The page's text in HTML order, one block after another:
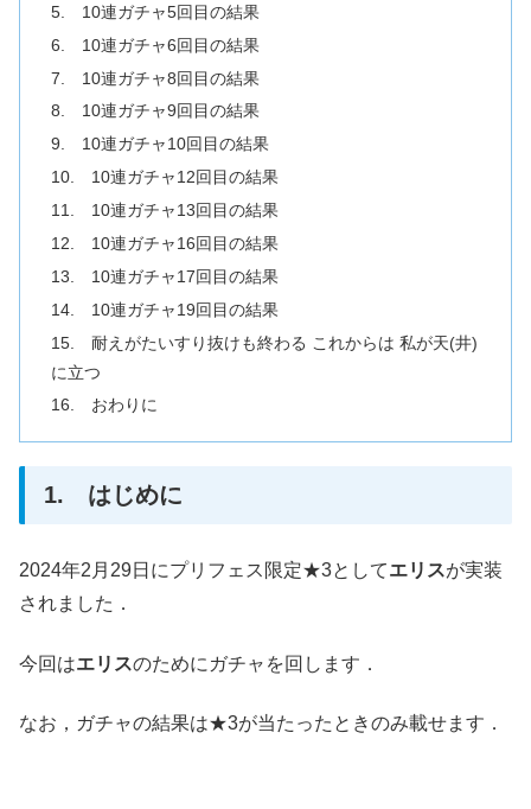
5. 10連ガチャ5回目の結果
6. 10連ガチャ6回目の結果
7. 10連ガチャ8回目の結果
8. 10連ガチャ9回目の結果
9. 10連ガチャ10回目の結果
10. 10連ガチャ12回目の結果
11. 10連ガチャ13回目の結果
12. 10連ガチャ16回目の結果
13. 10連ガチャ17回目の結果
14. 10連ガチャ19回目の結果
15. 耐えがたいすり抜けも終わる これからは 私が天(井)
に立つ
16. おわりに
1. はじめに
2024年2月29日にプリフェス限定★3としてエリスが実装
されました．
今回はエリスのためにガチャを回します．
なお，ガチャの結果は★3が当たったときのみ載せます．